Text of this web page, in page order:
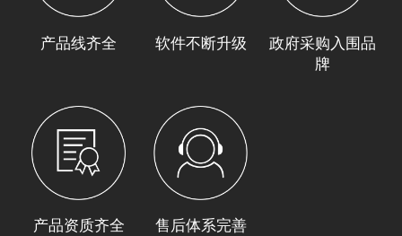
产品线齐全 软件不断升级
政府采购入围品
牌
产品资质齐全 售后体系完善